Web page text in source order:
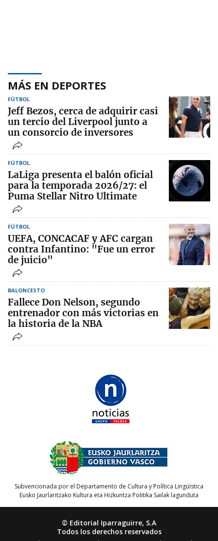
MÁS EN DEPORTES
FÚTBOL
Jeff Bezos, cerca de adquirir casi
un tercio del Liverpool junto a
un consorcio de inversores
FÚTBOL
LaLiga presenta el balón oficial
para la temporada 2026/27: el
Puma Stellar Nitro Ultimate
FÚTBOL
UEFA, CONCACAF y AFC cargan
contra Infantino: "Fue un error
de juicio"
BALONCESTO
Fallece Don Nelson, segundo
entrenador con más victorias en
la historia de la NBA
Subvencionada por el Departamento de Cultura y Política Lingüística
Eusko Jaurlaritzako Kultura eta Hizkuntza Politika Sailak lagunduta
© Editorial Iparraguirre, S.A
Todos los derechos reservados